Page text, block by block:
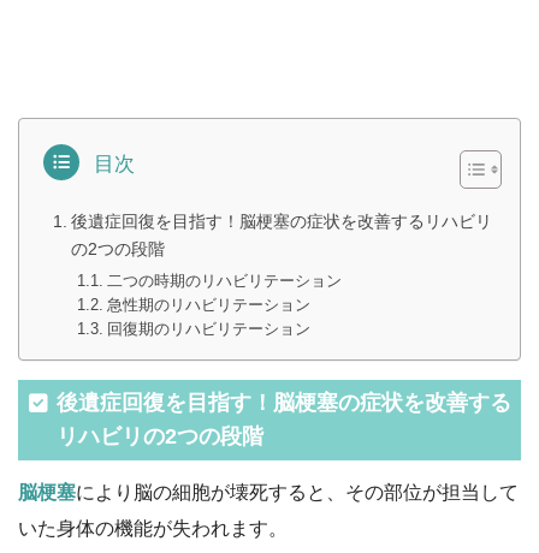
目次
後遺症回復を目指す！脳梗塞の症状を改善するリハビリ
の2つの段階
二つの時期のリハビリテーション
急性期のリハビリテーション
回復期のリハビリテーション
後遺症回復を目指す！脳梗塞の症状を改善する
リハビリの2つの段階
脳梗塞により脳の細胞が壊死すると、その部位が担当して
いた身体の機能が失われます。